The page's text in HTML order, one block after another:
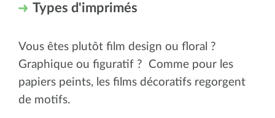
Types d'imprimés
Vous êtes plutôt film design ou floral ?
Graphique ou figuratif ? Comme pour les
papiers peints, les films décoratifs regorgent
de motifs.